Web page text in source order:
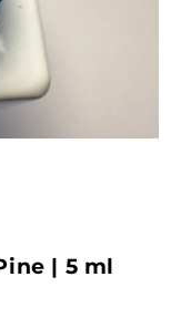
| 5 ml